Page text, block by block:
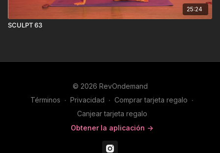
25:24
SCULPT 63
© 2026 RevOndemand
Términos ∙ Privacidad ∙ Comprar tarjeta regalo ∙
Canjear tarjeta regalo
Obtener la aplicación ->